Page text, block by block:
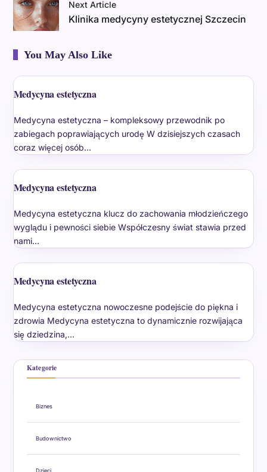
Next Article
Klinika medycyny estetycznej Szczecin
You May Also Like
Medycyna estetyczna
Medycyna estetyczna – kompleksowy przewodnik po
zabiegach poprawiających urodę W dzisiejszych czasach
coraz więcej osób…
Medycyna estetyczna
Medycyna estetyczna klucz do zachowania młodzieńczego
wyglądu i pewności siebie Współczesny świat stawia przed
nami…
Medycyna estetyczna
Medycyna estetyczna nowoczesne podejście do piękna i
zdrowia Medycyna estetyczna to dynamicznie rozwijająca
się dziedzina,…
Kategorie
Biznes
Budownictwo